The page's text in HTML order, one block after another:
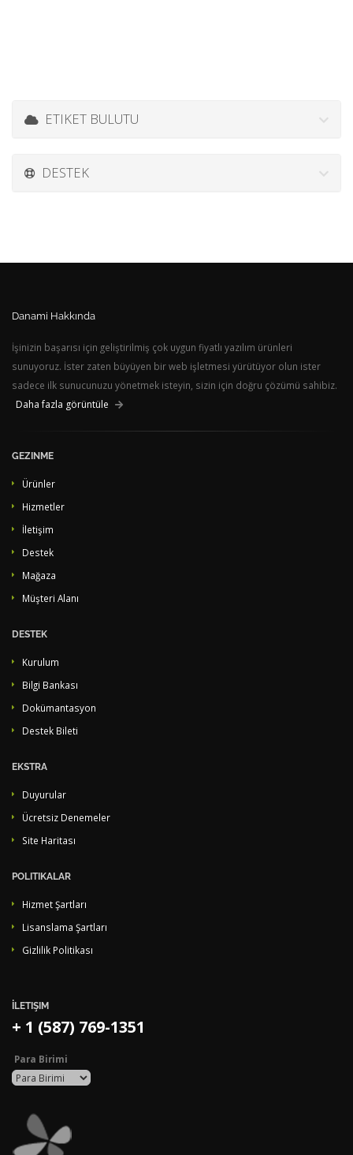
ETIKET BULUTU
DESTEK
Danami Hakkında
İşinizin başarısı için geliştirilmiş çok uygun fiyatlı yazılım ürünleri
sunuyoruz. İster zaten büyüyen bir web işletmesi yürütüyor olun ister
sadece ilk sunucunuzu yönetmek isteyin, sizin için doğru çözümü sahibiz.
Daha fazla görüntüle
GEZINME
Ürünler
Hizmetler
İletişim
Destek
Mağaza
Müşteri Alanı
DESTEK
Kurulum
Bilgi Bankası
Dokümantasyon
Destek Bileti
EKSTRA
Duyurular
Ücretsiz Denemeler
Site Haritası
POLITIKALAR
Hizmet Şartları
Lisanslama Şartları
Gizlilik Politikası
İLETIŞIM
+ 1 (587) 769-1351
Para Birimi